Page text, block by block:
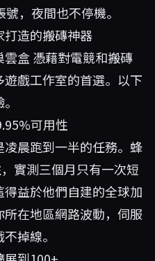
，夜間也不停機。
打造的搬磚神器
雲盒憑藉對電競和搬磚
戲工作室的首選。以下
可用性
晨跑到一半的任務。蜂
，實測三個月只有一次短
益於他們自建的全球加
在地區網路波動，伺服
掉線。